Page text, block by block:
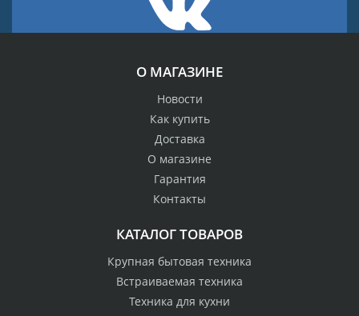
О МАГАЗИНЕ
Новости
Как купить
Доставка
О магазине
Гарантия
Контакты
КАТАЛОГ ТОВАРОВ
Крупная бытовая техника
Встраиваемая техника
Техника для кухни